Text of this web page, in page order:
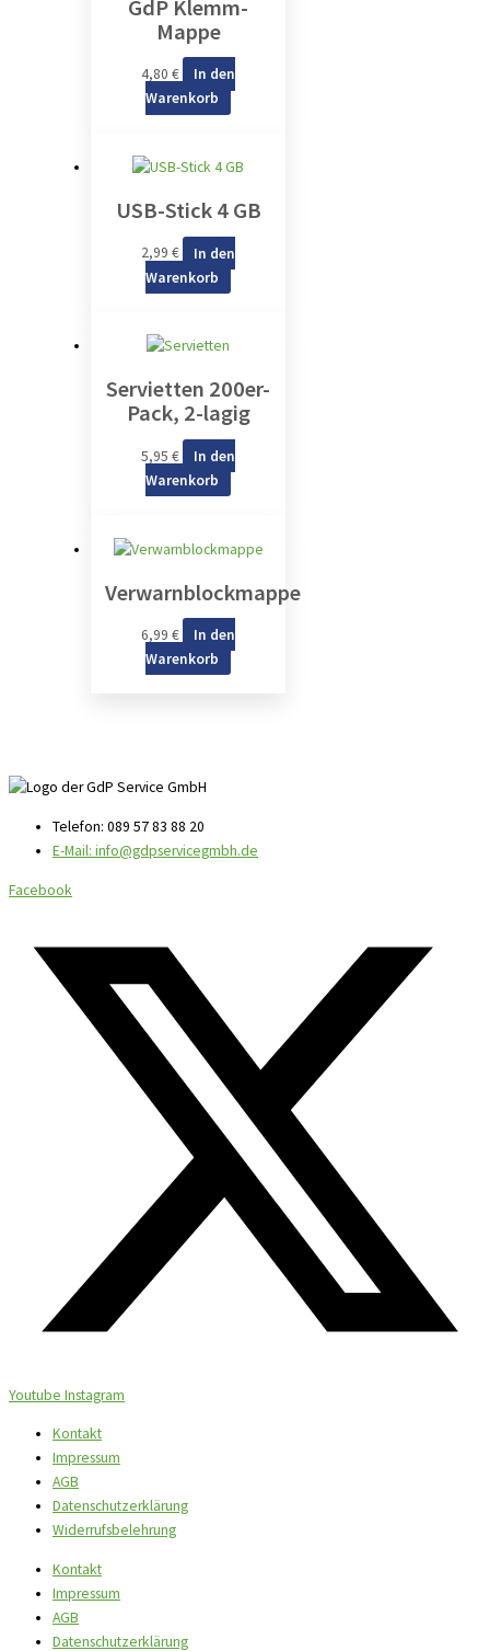
GdP Klemm-
Mappe
4,80 €
In den
Warenkorb
USB-Stick 4 GB
2,99 €
In den
Warenkorb
Servietten 200er-
Pack, 2-lagig
5,95 €
In den
Warenkorb
Verwarnblockmappe
6,99 €
In den
Warenkorb
Telefon: 089 57 83 88 20
E-Mail: info@gdpservicegmbh.de
Facebook
Youtube Instagram
Kontakt
Impressum
AGB
Datenschutzerklärung
Widerrufsbelehrung
Kontakt
Impressum
AGB
Datenschutzerklärung